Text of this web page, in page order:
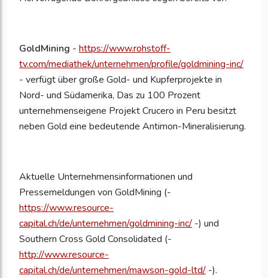
GoldMining - https://www.rohstoff-
tv.com/mediathek/unternehmen/profile/goldmining-inc/
- verfügt über große Gold- und Kupferprojekte in
Nord- und Südamerika, Das zu 100 Prozent
unternehmenseigene Projekt Crucero in Peru besitzt
neben Gold eine bedeutende Antimon-Mineralisierung.
Aktuelle Unternehmensinformationen und
Pressemeldungen von GoldMining (-
https://www.resource-
capital.ch/de/unternehmen/goldmining-inc/ -) und
Southern Cross Gold Consolidated (-
http://www.resource-
capital.ch/de/unternehmen/mawson-gold-ltd/ -).